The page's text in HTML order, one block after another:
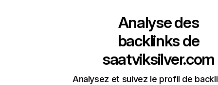
Analyse des
backlinks de
saatviksilver.com
Analysez et suivez le profil de